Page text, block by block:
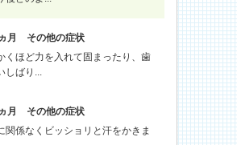
月
その他の症状
くほど力を入れて固まったり、歯
しばり...
月
その他の症状
関係なくビッショリと汗をかきま